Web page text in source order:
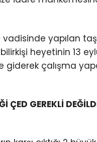
vadisinde yapılan
heyetinin 13
giderek çalışma
ÇED GEREKLİ